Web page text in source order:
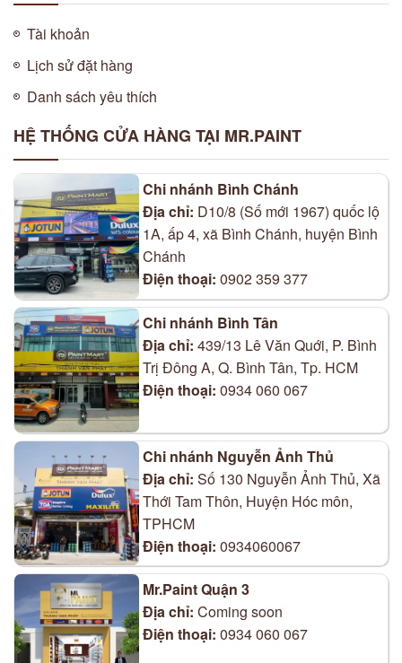
Tài khoản
Lịch sử đặt hàng
Danh sách yêu thích
HỆ THỐNG CỬA HÀNG TẠI MR.PAINT
Chi nhánh Bình Chánh
Địa chỉ: D10/8 (Số mới 1967) quốc lộ
1A, ấp 4, xã Bình Chánh, huyện Bình
Chánh
Điện thoại: 0902 359 377
Chi nhánh Bình Tân
Địa chỉ: 439/13 Lê Văn Quới, P. Bình
Trị Đông A, Q. Bình Tân, Tp. HCM
Điện thoại: 0934 060 067
Chi nhánh Nguyễn Ảnh Thủ
Địa chỉ: Số 130 Nguyễn Ảnh Thủ, Xã
Thới Tam Thôn, Huyện Hóc môn,
TPHCM
Điện thoại: 0934060067
Mr.Paint Quận 3
Địa chỉ: Coming soon
Điện thoại: 0934 060 067